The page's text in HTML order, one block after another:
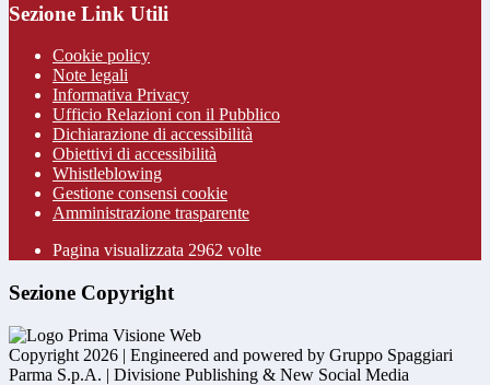
Sezione Link Utili
Cookie policy
Note legali
Informativa Privacy
Ufficio Relazioni con il Pubblico
Dichiarazione di accessibilità
Obiettivi di accessibilità
Whistleblowing
Gestione consensi cookie
Amministrazione trasparente
Pagina visualizzata 2962 volte
Sezione Copyright
Copyright 2026 | Engineered and powered by Gruppo Spaggiari
Parma S.p.A. | Divisione Publishing & New Social Media